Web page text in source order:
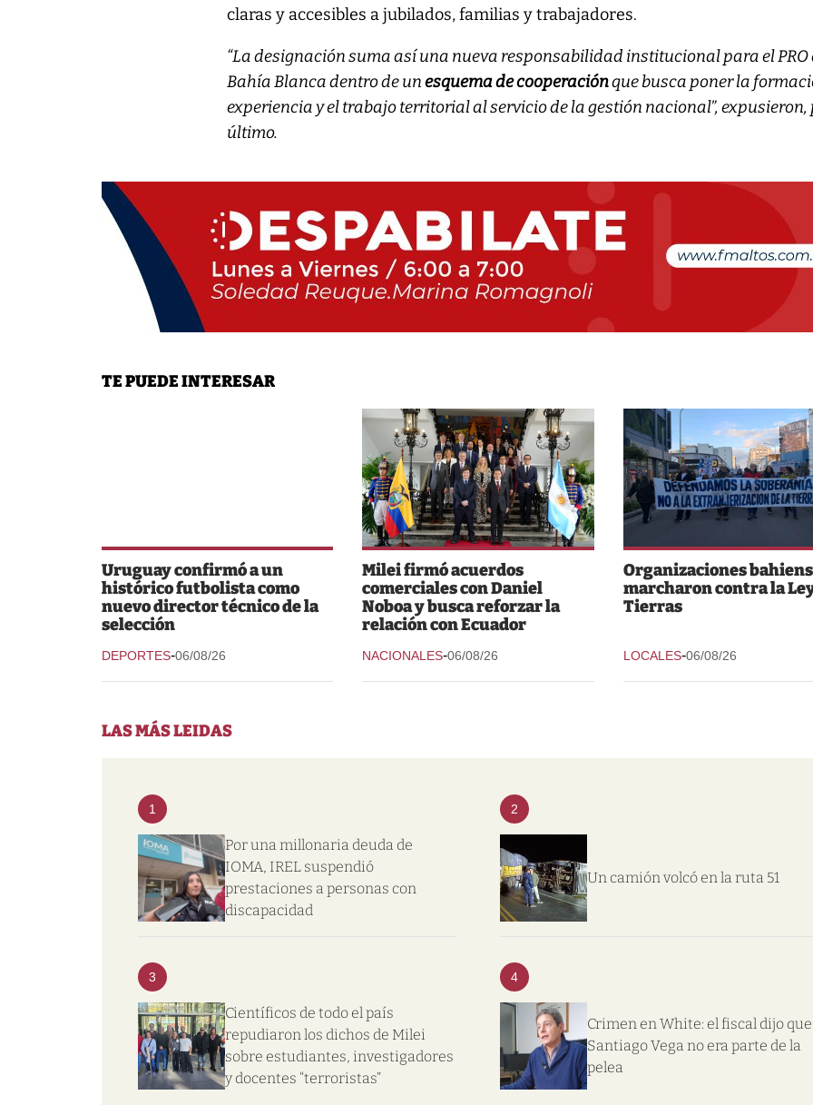
claras y accesibles a jubilados, familias y trabajadores.
“La designación suma así una nueva responsabilidad institucional para el PRO
Bahía Blanca dentro de unesquema de cooperaciónque busca poner la
experiencia y el trabajo territorial al servicio de la gestión nacional”, expusieron,
último.
TE PUEDE INTERESAR
Uruguay confirmó a un
histórico futbolista como
nuevo director técnico de la
selección
DEPORTES-06/08/26
Milei firmó acuerdos
comerciales con Daniel
Noboa y busca reforzar la
relación con Ecuador
NACIONALES-06/08/26
Organizaciones
marcharon contra la
Tierras
LOCALES-06/08/26
LAS MÁS LEIDAS
1
Por una millonaria deuda de
IOMA, IREL suspendió
prestaciones a personas con
discapacidad
2
Un camión volcó en la ruta 51
3
Científicos de todo el país
repudiaron los dichos de Milei
sobre estudiantes, investigadores
y docentes “terroristas”
4
Crimen en White: el fiscal dijo que
Santiago Vega no era parte de la
pelea